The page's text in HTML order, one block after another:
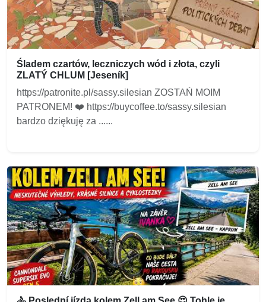
Śladem czartów, leczniczych wód i złota, czyli
ZLATÝ CHLUM [Jeseník]
https://patronite.pl/sassy.silesian ZOSTAŃ MOIM
PATRONEM! ❤️ https://buycoffee.to/sassy.silesian
bardzo dziękuję za ......